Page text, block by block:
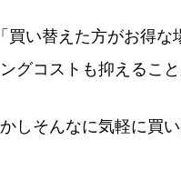
「買い替えた方がお得
グコストも抑えるこ
しそんなに気軽に買